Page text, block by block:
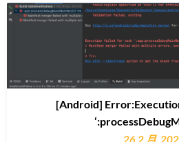
[Android]
26 2 月,